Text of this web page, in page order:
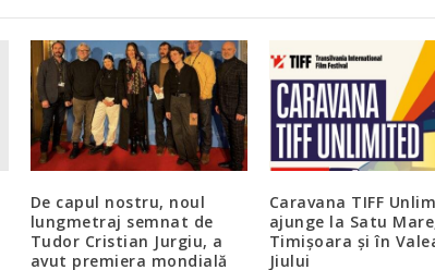
De capul nostru, noul
lungmetraj semnat de
Tudor Cristian Jurgiu, a
avut premiera mondială
Caravana TIFF
ajunge la Satu
Timișoara și în
Jiului